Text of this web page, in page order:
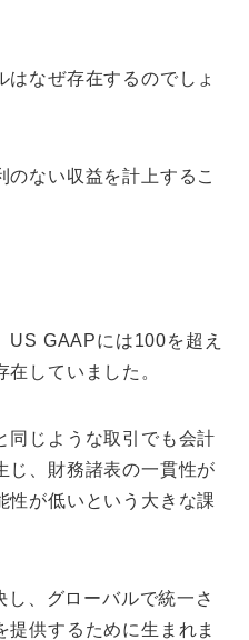
はなぜ存在するのでしょ
ない収益を計上するこ
US GAAPには100を超え
していました。
同じような取引でも会計
じ、財務諸表の一貫性が
性が低いという大きな課
、グローバルで統一さ
提供するために生まれま